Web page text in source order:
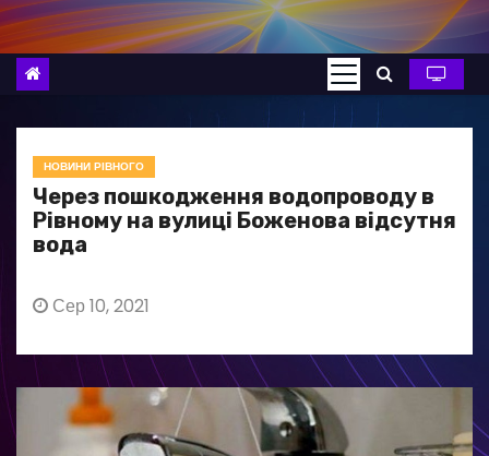
в
НОВИНИ РІВНОГО
Через пошкодження водопроводу в
Рівному на вулиці Боженова відсутня
вода
Сер 10, 2021